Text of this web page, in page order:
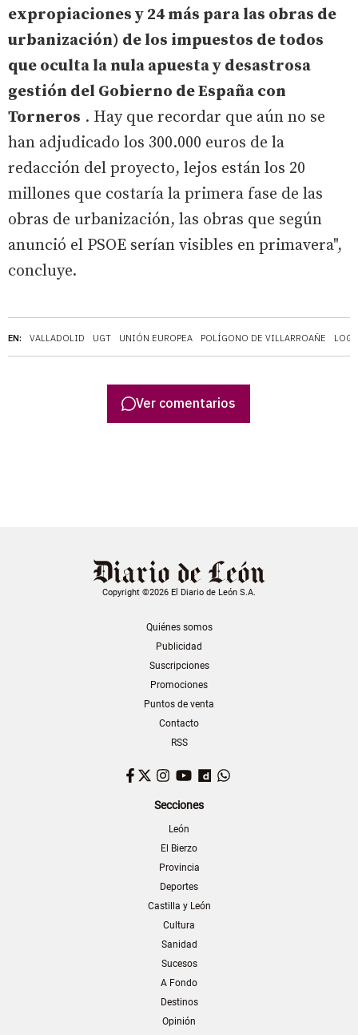
EN: VALLADOLID UGT UNIÓN EUROPEA POLÍGONO DE VILLARROAÑE
expropiaciones y 24 más para las obras de
urbanización) de los impuestos de todos
que oculta la nula apuesta y desastrosa
gestión del Gobierno de España con
Torneros . Hay que recordar que aún no se
han adjudicado los 300.000 euros de la
redacción del proyecto, lejos están los 20
millones que costaría la primera fase de las
obras de urbanización, las obras que según
anunció el PSOE serían visibles en primavera",
concluye.
Ver comentarios
Copyright ©2026 El Diario de León S.A.
Quiénes somos
Publicidad
Suscripciones
Promociones
Puntos de venta
Contacto
RSS
Facebook
TwitterInstagram
YouTubeDailymotion
Secciones
León
El Bierzo
Provincia
Deportes
Castilla y León
Cultura
Sanidad
Sucesos
A Fondo
Destinos
Opinión